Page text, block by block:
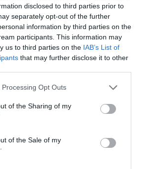
disclosed to third parties prior to
separately opt-out of the further
information by third parties on the
participants. This information may
us to third parties on the IAB’s List of
that may further disclose it to other
website/app uses one or more Google
or usage behaviour. You may click to
to Google and its third-party tags to
specified purposes in below Google
Opt Outs
of the Sharing of my
of the Sale of my